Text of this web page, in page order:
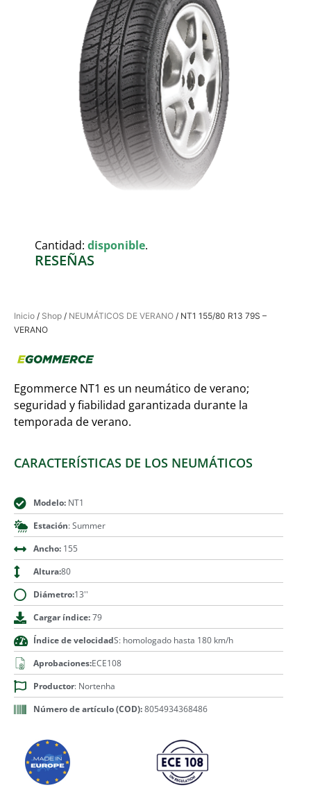
Inicio / Shop / NEUMÁTICOS DE VERANO / NT1 155/80 R13 79S –
VERANO
Egommerce NT1 es un neumático de verano;
seguridad y fiabilidad garantizada durante la
temporada de verano.
CARACTERÍSTICAS DE LOS NEUMÁTICOS
Modelo:NT1
Estación: Summer
Ancho:155
Altura:80
Diámetro:13''
Cargar índice:79
Índice de velocidadS: homologado hasta 180 km/h
Aprobaciones:ECE108
Productor: Nortenha
Número de artículo (COD):8054934368486
Cantidad: disponible.
RESEÑAS